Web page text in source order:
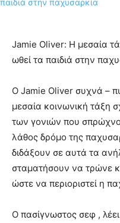
Jamie Oliver: Η μεσαία
ωθεί τα παιδιά στην
Ο Jamie Oliver συχνά –
μεσαία κοινωνική τάξη
των γονιών που
λάθος δρόμο της
διδάξουν σε αυτά τα
σταματήσουν να τρώνε
ώστε να περιοριστεί η
Ο πασίγνωστος σεφ ,